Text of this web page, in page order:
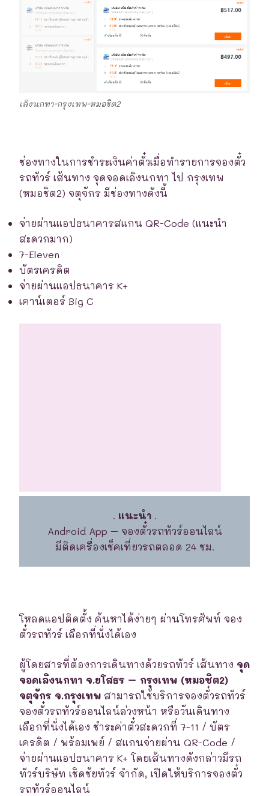
เลิงนกทา-กรุงเทพ-หมอชิต2
ช่องทางในการชำระเงินค่าตั๋วเมื่อทำรายการจองตั๋ว
รถทัวร์ เส้นทาง จุดจอดเลิงนกทา ไป กรุงเทพ
(หมอชิต2) จตุจักร มีช่องทางดังนี้
จ่ายผ่านแอปธนาคารสแกน QR-Code (แนะนำ
สะดวกมาก)
7-Eleven
บัตรเครดิต
จ่ายผ่านแอปธนาคาร K+
เคาน์เตอร์ Big C
. แนะนำ.
Android App – จองตั๋วรถทัวร์ออนไลน์
มีติดเครื่องเช็คเที่ยวรถตลอด 24 ชม.
โหลดแอปติดตั้ง ค้นหาได้ง่ายๆ ผ่านโทรศัพท์ จอง
ตั๋วรถทัวร์ เลือกที่นั่งได้เอง
ผู้โดยสารที่ต้องการเดินทางด้วยรถทัวร์ เส้นทาง จุด
จอดเลิงนกทา จ.ยโสธร – กรุงเทพ (หมอชิต2)
จตุจักร จ.กรุงเทพ สามารถใช้บริการจองตั๋วรถทัวร์
จองตั๋วรถทัวร์ออนไลน์ล่วงหน้า หรือวันเดินทาง
เลือกที่นั่งได้เอง ชำระค่าตั๋วสะดวกที่ 7-11 / บัตร
เครดิต / พร้อมเพย์ / สแกนจ่ายผ่าน QR-Code /
จ่ายผ่านแอปธนาคาร K+ โดยเส้นทางดังกล่าวมีรถ
ทัวร์บริษัท เชิดชัยทัวร์ จำกัด, เปิดให้บริการจองตั๋ว
รถทัวร์ออนไลน์